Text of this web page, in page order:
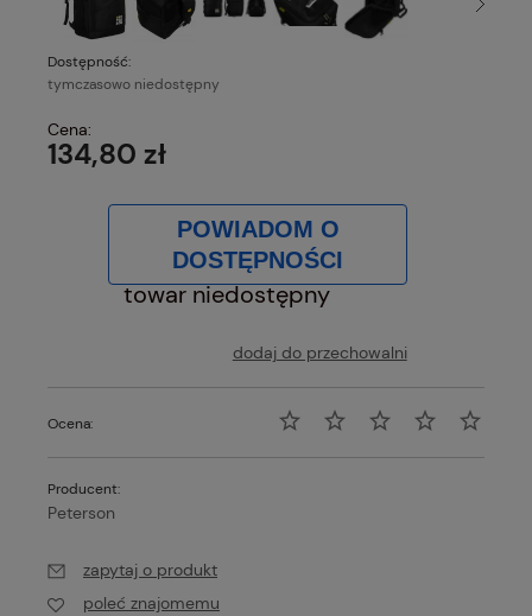
Dostępność:
tymczasowo niedostępny
Cena:
134,80 zł
POWIADOM O
DOSTĘPNOŚCI
towar niedostępny
dodaj do przechowalni
Ocena:
Producent:
Peterson
zapytaj o produkt
poleć znajomemu